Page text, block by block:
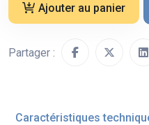
Ajouter au panier
Partager :
Caractéristiques